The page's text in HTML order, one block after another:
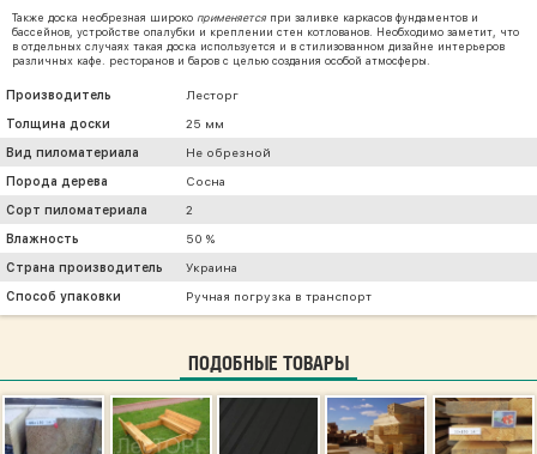
Также доска необрезная широко применяется при заливке каркасов фундаментов и
бассейнов, устройстве опалубки и креплении стен котлованов. Необходимо заметит, что
в отдельных случаях такая доска используется и в стилизованном дизайне интерьеров
различных кафе. ресторанов и баров с целью создания особой атмосферы.
Производитель
Лесторг
Толщина доски
25 мм
Вид пиломатериала
Не обрезной
Порода дерева
Сосна
Сорт пиломатериала
2
Влажность
50 %
Страна производитель
Украина
Способ упаковки
Ручная погрузка в транспорт
ПОДОБНЫЕ ТОВАРЫ